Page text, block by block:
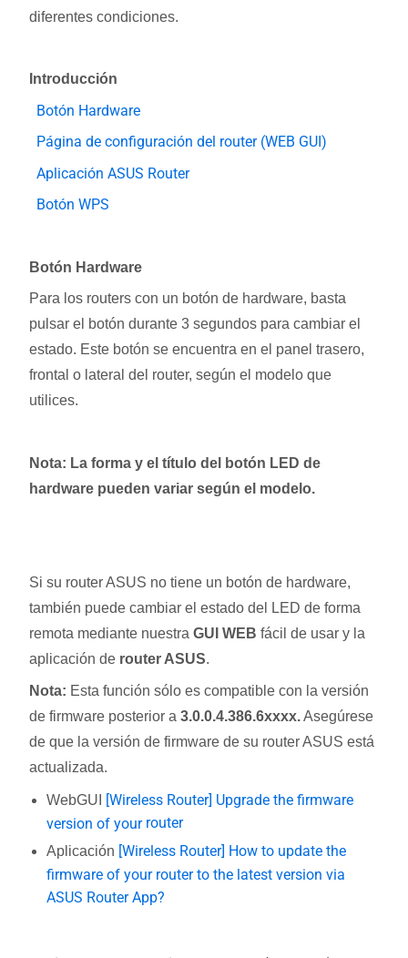
diferentes condiciones.
Introducción
Botón Hardware
Página de configuración del router (WEB GUI)
Aplicación ASUS Router
Botón WPS
Botón Hardware
Para los routers con un botón de hardware, basta
pulsar el botón durante 3 segundos para cambiar el
estado. Este botón se encuentra en el panel trasero,
frontal o lateral del router, según el modelo que
utilices.
Nota: La forma y el título del botón LED de
hardware pueden variar según el modelo.
Si su router ASUS no tiene un botón de hardware,
también puede cambiar el estado del LED de forma
remota mediante nuestra GUI WEB fácil de usar y la
aplicación de router ASUS.
Nota: Esta función sólo es compatible con la versión
de firmware posterior a 3.0.0.4.386.6xxxx.Asegúrese
de que la versión de firmware de su router ASUS está
actualizada.
WebGUI [Wireless Router] Upgrade the firmware
version of yourrouter
Aplicación [Wireless Router] How to update the
firmware of your router to the latest version via
ASUS Router App?